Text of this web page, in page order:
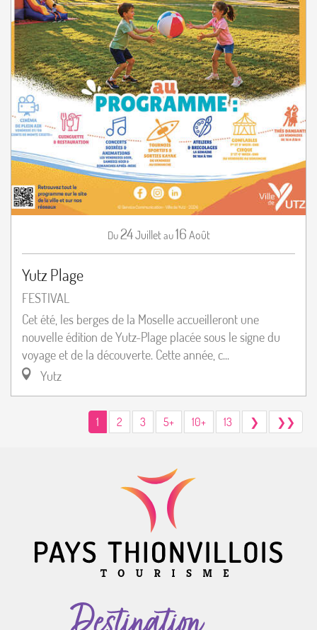
Du24Juilletau16 Août
Yutz Plage
FESTIVAL
Cet été, les berges de la Moselle accueilleront une
nouvelle édition de Yutz-Plage placée sous le signe du
voyage et de la découverte. Cette année, c...
Yutz
1 2 3 5+ 10+ 13 ❯ ❯❯